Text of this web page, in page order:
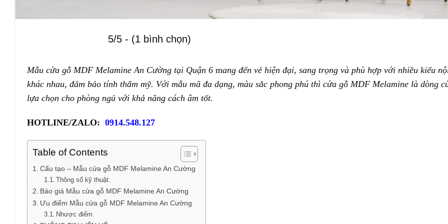
5/5 - (1 bình chọn)
Mẫu cửa gỗ MDF Melamine An Cường tại Quận 6 mang đến vẻ hiện đại, sang trọng và phù hợp với nhiều kiểu
khác nhau, đảm bảo tính thẩm mỹ. Với mẫu mã đa dạng, màu sắc phong phú thì cửa gỗ MDF Melamine là dòng
lựa chọn cho phòng ngủ với khả năng cách âm tốt.
HOTLINE/ZALO: 0914.548.127
Table of Contents
Cấu tạo – Mẫu cửa gỗ MDF Melamine An Cường
Thông số kỹ thuật:
Báo giá Mẫu cửa gỗ MDF Melamine An Cường
Ưu điểm Mẫu cửa gỗ MDF Melamine An Cường
Nhược điểm